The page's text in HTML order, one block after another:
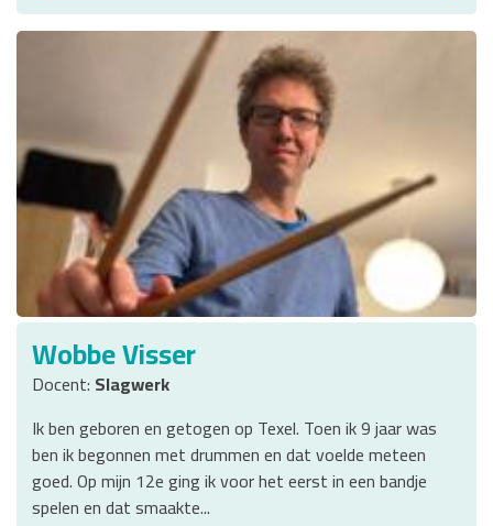
Wobbe Visser
Docent: Slagwerk
Ik ben geboren en getogen op Texel. Toen ik 9 jaar was
ben ik begonnen met drummen en dat voelde meteen
goed. Op mijn 12e ging ik voor het eerst in een bandje
spelen en dat smaakte...